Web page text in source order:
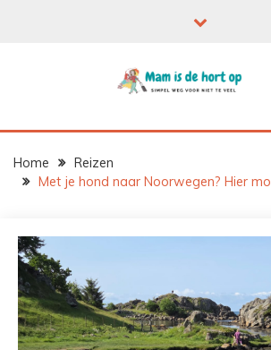
Home
Reizen
Met je hond naar Noorwegen? Hier